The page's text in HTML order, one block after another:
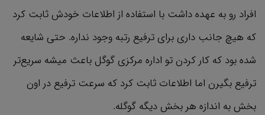
افراد رو به عهده داشت با استفاده از اطلاعات خودش ثابت کرد
که هیچ جانب داری برای ترفیع رتبه وجود نداره. حتی شایعه
شده بود که کار کردن تو اداره مرکزی گوگل باعث میشه سریع‌تر
ترفیع بگیرن اما اطلاعات ثابت کرد که سرعت ترفیع در اون
بخش به اندازه هر بخش دیگه گوگله.